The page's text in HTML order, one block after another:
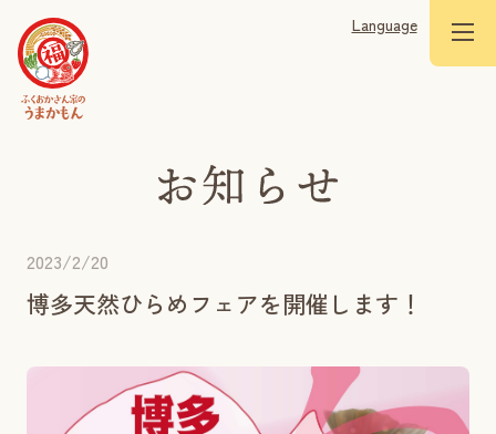
Language
2023/2/20
博多天然ひらめフェアを開催します！